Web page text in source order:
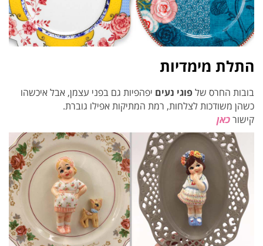
התלת מימדיות
בובות החרס שלפוגי נעים יפהפיות גם בפני עצמן, אבל איכשהו
כשהן משודכות לצלחות, רמת המתיקות אפילו גוברת.
קישורכאן